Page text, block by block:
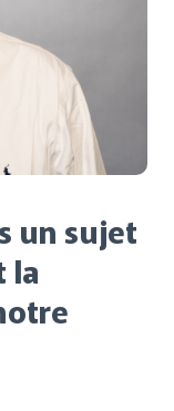
un sujet
la